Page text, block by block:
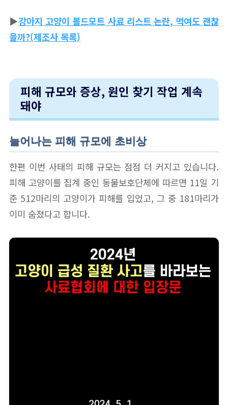
▶강아지 고양이 볼드모트 사료 리스트 논란, 먹여도 괜찮
을까?(제조사 목록)
피해 규모와 증상, 원인 찾기 작업 계속
돼야
늘어나는 피해 규모에 초비상
한편 이번 사태의 피해 규모는 점점 더 커지고 있습니다.
피해 고양이를 집계 중인 동물보호단체에 따르면 11일 기
준 512마리의 고양이가 피해를 입었고, 그 중 181마리가
이미 숨졌다고 합니다.